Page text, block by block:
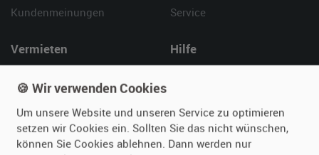
Kundenmeinungen
Service
Vermieten
Fotos senden
Fragen für Vermieter
Inserat verwalten
Hilfe
Kontakt
🍪 Wir verwenden Cookies
Um unsere Website und unseren Service zu optimieren
setzen wir Cookies ein. Sollten Sie das nicht wünschen,
können Sie Cookies ablehnen. Dann werden nur